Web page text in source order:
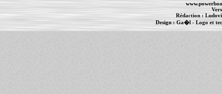
Rédaction :
Design :Ga�l- Logo et
Informations : PowerBook-